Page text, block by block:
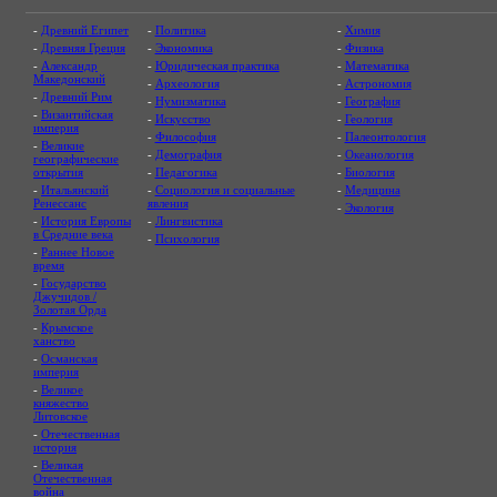
- Древний Египет
- Древняя Греция
- Александр
Македонский
- Древний Рим
- Византийская
империя
- Великие
географические
открытия
- Итальянский
Ренессанс
- История Европы
в Средние века
- Раннее Новое
время
- Государство
Джучидов /
Золотая Орда
- Крымское
ханство
- Османская
империя
- Великое
княжество
Литовское
- Отечественная
история
- Великая
Отечественная
война
- Политика
- Экономика
- Юридическая практика
- Археология
- Нумизматика
- Искусство
- Философия
- Демография
- Педагогика
- Социология и социальные
явления
- Лингвистика
- Психология
- Химия
- Физика
- Математика
- Астрономия
- География
- Геология
- Палеонтология
- Океанология
- Биология
- Медицина
- Экология